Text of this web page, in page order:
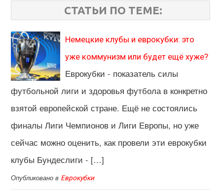
СТАТЬИ ПО ТЕМЕ:
Немецкие клубы и еврокубки: это
уже коммунизм или будет ещё хуже?
Еврокубки - показатель силы
футбольной лиги и здоровья футбола в конкретно
взятой европейской стране. Ещё не состоялись
финалы Лиги Чемпионов и Лиги Европы, но уже
сейчас можно оценить, как провели эти еврокубки
клубы Бундеслиги - […]
Опубликовано в Еврокубки